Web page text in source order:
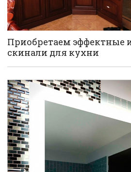
Приобретаем эффектные
скинали для кухни